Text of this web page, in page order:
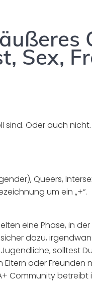
Sex,
sind. Oder auch nicht.
Queers,
um ein „+“.
eine Phase, in
dazu,
solltest
Eltern oder
Community